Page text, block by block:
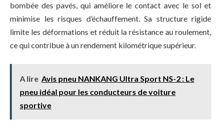
bombée des pavés, qui améliore le contact avec le sol et
minimise les risques d’échauffement. Sa structure rigide
limite les déformations et réduit la résistance au roulement,
ce qui contribue à un rendement kilométrique supérieur.
A lire Avis pneu NANKANG Ultra Sport NS-2 : Le
pneu idéal pour les conducteurs de voiture
sportive